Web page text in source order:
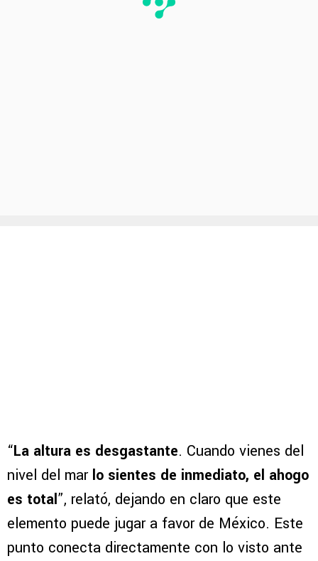
“La altura es desgastante. Cuando vienes del
nivel del mar lo sientes de inmediato, el ahogo
es total”, relató, dejando en claro que este
elemento puede jugar a favor de México. Este
punto conecta directamente con lo visto ante